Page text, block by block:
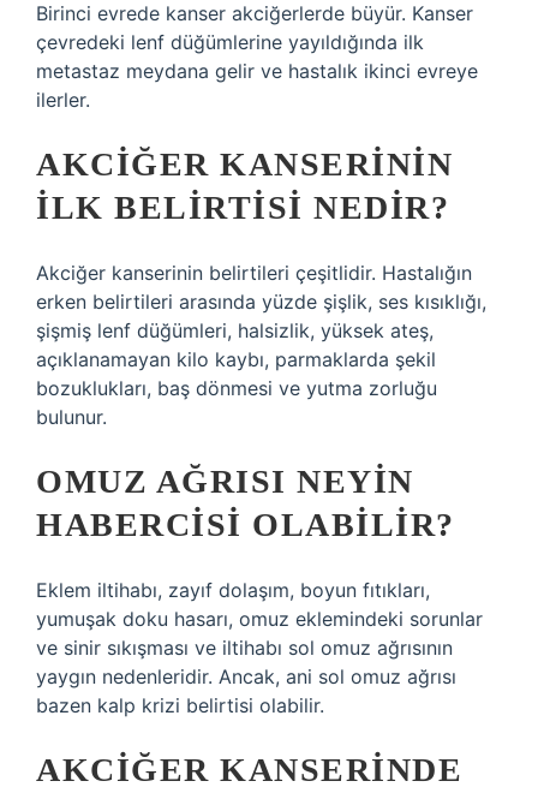
Birinci evrede kanser akciğerlerde büyür. Kanser
çevredeki lenf düğümlerine yayıldığında ilk
metastaz meydana gelir ve hastalık ikinci evreye
ilerler.
AKCIĞER KANSERININ
ILK BELIRTISI NEDIR?
Akciğer kanserinin belirtileri çeşitlidir. Hastalığın
erken belirtileri arasında yüzde şişlik, ses kısıklığı,
şişmiş lenf düğümleri, halsizlik, yüksek ateş,
açıklanamayan kilo kaybı, parmaklarda şekil
bozuklukları, baş dönmesi ve yutma zorluğu
bulunur.
OMUZ AĞRISI NEYIN
HABERCISI OLABILIR?
Eklem iltihabı, zayıf dolaşım, boyun fıtıkları,
yumuşak doku hasarı, omuz eklemindeki sorunlar
ve sinir sıkışması ve iltihabı sol omuz ağrısının
yaygın nedenleridir. Ancak, ani sol omuz ağrısı
bazen kalp krizi belirtisi olabilir.
AKCIĞER KANSERINDE